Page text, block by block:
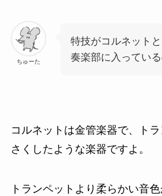
ちゅーた
特技がコルネット
奏楽部に入ってい
コルネットは金管楽器で、ト
さくしたような楽器ですよ。
トランペットより柔らかい音色